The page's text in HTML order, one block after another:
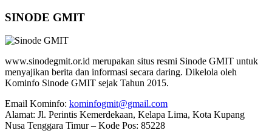
SINODE GMIT
www.sinodegmit.or.id merupakan situs resmi Sinode GMIT untuk
menyajikan berita dan informasi secara daring. Dikelola oleh
Kominfo Sinode GMIT sejak Tahun 2015.
Email Kominfo: kominfogmit@gmail.com
Alamat: Jl. Perintis Kemerdekaan, Kelapa Lima, Kota Kupang
Nusa Tenggara Timur – Kode Pos: 85228